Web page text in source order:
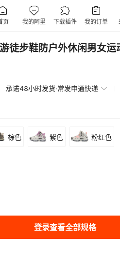
徒步鞋防户外休闲男女运
承诺48小时发货·常发申通快递
棕色 紫色 粉红色
登录查看全部规格